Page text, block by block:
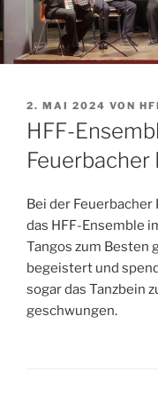
VERÖFFENTLICHT
AM
2. MAI 2024 VON
HFF-
Bei der
das HFF-Ensemble
Tangos zum Besten
begeistert und
sogar das Tanzbein
geschwungen.